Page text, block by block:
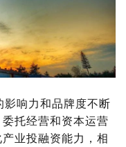
响力和品牌度不断
托经营和资本运营
业投融资能力，相